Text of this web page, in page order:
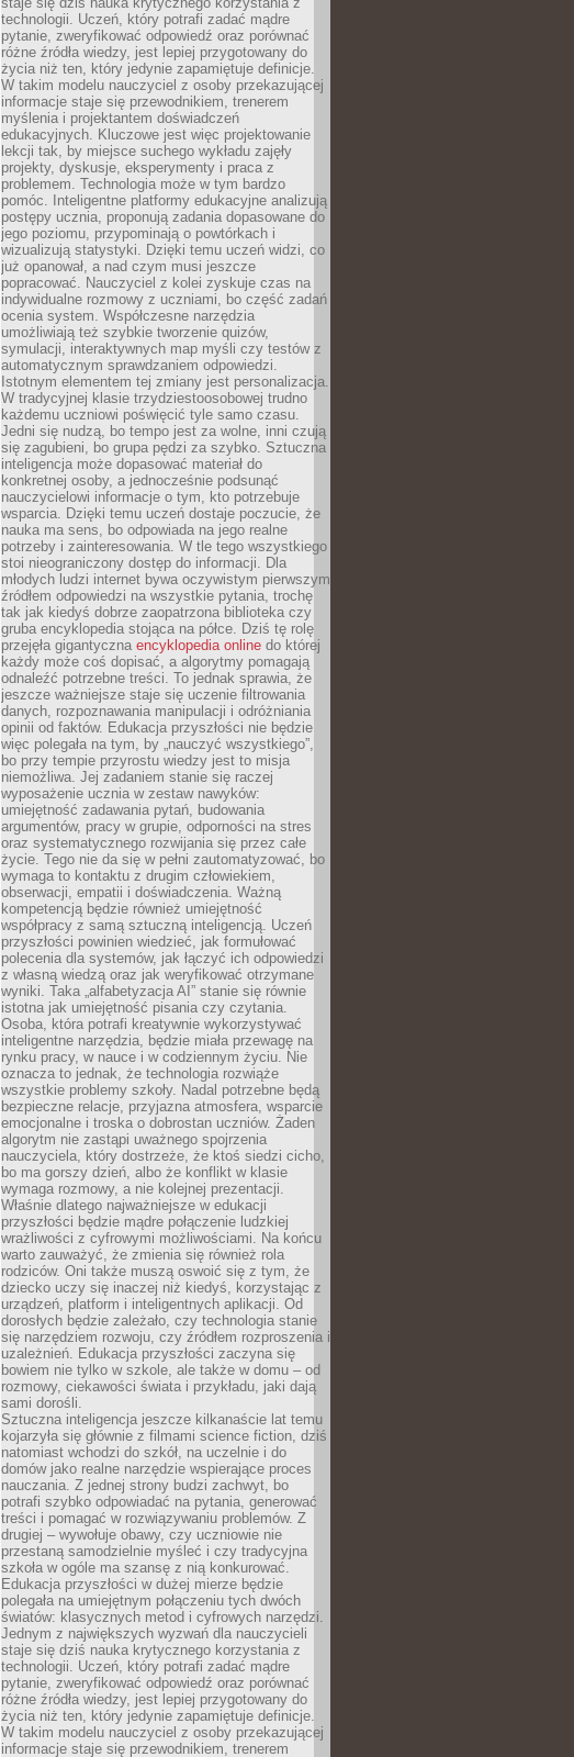
technologii. Uczeń, który potrafi zadać mądre
pytanie, zweryfikować odpowiedź oraz porównać
różne źródła wiedzy, jest lepiej przygotowany do
życia niż ten, który jedynie zapamiętuje definicje.
W takim modelu nauczyciel z osoby przekazującej
informacje staje się przewodnikiem, trenerem
myślenia i projektantem doświadczeń
edukacyjnych. Kluczowe jest więc projektowanie
lekcji tak, by miejsce suchego wykładu zajęły
projekty, dyskusje, eksperymenty i praca z
problemem. Technologia może w tym bardzo
pomóc. Inteligentne platformy edukacyjne analizują
postępy ucznia, proponują zadania dopasowane do
jego poziomu, przypominają o powtórkach i
wizualizują statystyki. Dzięki temu uczeń widzi, co
już opanował, a nad czym musi jeszcze
popracować. Nauczyciel z kolei zyskuje czas na
indywidualne rozmowy z uczniami, bo część zadań
ocenia system. Współczesne narzędzia
umożliwiają też szybkie tworzenie quizów,
symulacji, interaktywnych map myśli czy testów z
automatycznym sprawdzaniem odpowiedzi.
Istotnym elementem tej zmiany jest personalizacja.
W tradycyjnej klasie trzydziestoosobowej trudno
każdemu uczniowi poświęcić tyle samo czasu.
Jedni się nudzą, bo tempo jest za wolne, inni czują
się zagubieni, bo grupa pędzi za szybko. Sztuczna
inteligencja może dopasować materiał do
konkretnej osoby, a jednocześnie podsunąć
nauczycielowi informacje o tym, kto potrzebuje
wsparcia. Dzięki temu uczeń dostaje poczucie, że
nauka ma sens, bo odpowiada na jego realne
potrzeby i zainteresowania. W tle tego wszystkiego
stoi nieograniczony dostęp do informacji. Dla
młodych ludzi internet bywa oczywistym pierwszym
źródłem odpowiedzi na wszystkie pytania, trochę
tak jak kiedyś dobrze zaopatrzona biblioteka czy
gruba encyklopedia stojąca na półce. Dziś tę rolę
przejęła gigantyczna encyklopedia online do której
każdy może coś dopisać, a algorytmy pomagają
odnaleźć potrzebne treści. To jednak sprawia, że
jeszcze ważniejsze staje się uczenie filtrowania
danych, rozpoznawania manipulacji i odróżniania
opinii od faktów. Edukacja przyszłości nie będzie
więc polegała na tym, by „nauczyć wszystkiego”,
bo przy tempie przyrostu wiedzy jest to misja
niemożliwa. Jej zadaniem stanie się raczej
wyposażenie ucznia w zestaw nawyków:
umiejętność zadawania pytań, budowania
argumentów, pracy w grupie, odporności na stres
oraz systematycznego rozwijania się przez całe
życie. Tego nie da się w pełni zautomatyzować, bo
wymaga to kontaktu z drugim człowiekiem,
obserwacji, empatii i doświadczenia. Ważną
kompetencją będzie również umiejętność
współpracy z samą sztuczną inteligencją. Uczeń
przyszłości powinien wiedzieć, jak formułować
polecenia dla systemów, jak łączyć ich odpowiedzi
z własną wiedzą oraz jak weryfikować otrzymane
wyniki. Taka „alfabetyzacja AI” stanie się równie
istotna jak umiejętność pisania czy czytania.
Osoba, która potrafi kreatywnie wykorzystywać
inteligentne narzędzia, będzie miała przewagę na
rynku pracy, w nauce i w codziennym życiu. Nie
oznacza to jednak, że technologia rozwiąże
wszystkie problemy szkoły. Nadal potrzebne będą
bezpieczne relacje, przyjazna atmosfera, wsparcie
emocjonalne i troska o dobrostan uczniów. Żaden
algorytm nie zastąpi uważnego spojrzenia
nauczyciela, który dostrzeże, że ktoś siedzi cicho,
bo ma gorszy dzień, albo że konflikt w klasie
wymaga rozmowy, a nie kolejnej prezentacji.
Właśnie dlatego najważniejsze w edukacji
przyszłości będzie mądre połączenie ludzkiej
wrażliwości z cyfrowymi możliwościami. Na końcu
warto zauważyć, że zmienia się również rola
rodziców. Oni także muszą oswoić się z tym, że
dziecko uczy się inaczej niż kiedyś, korzystając z
urządzeń, platform i inteligentnych aplikacji. Od
dorosłych będzie zależało, czy technologia stanie
się narzędziem rozwoju, czy źródłem rozproszenia i
uzależnień. Edukacja przyszłości zaczyna się
bowiem nie tylko w szkole, ale także w domu – od
rozmowy, ciekawości świata i przykładu, jaki dają
sami dorośli.
Sztuczna inteligencja jeszcze kilkanaście lat temu
kojarzyła się głównie z filmami science fiction, dziś
natomiast wchodzi do szkół, na uczelnie i do
domów jako realne narzędzie wspierające proces
nauczania. Z jednej strony budzi zachwyt, bo
potrafi szybko odpowiadać na pytania, generować
treści i pomagać w rozwiązywaniu problemów. Z
drugiej – wywołuje obawy, czy uczniowie nie
przestaną samodzielnie myśleć i czy tradycyjna
szkoła w ogóle ma szansę z nią konkurować.
Edukacja przyszłości w dużej mierze będzie
polegała na umiejętnym połączeniu tych dwóch
światów: klasycznych metod i cyfrowych narzędzi.
Jednym z największych wyzwań dla nauczycieli
staje się dziś nauka krytycznego korzystania z
technologii. Uczeń, który potrafi zadać mądre
pytanie, zweryfikować odpowiedź oraz porównać
różne źródła wiedzy, jest lepiej przygotowany do
życia niż ten, który jedynie zapamiętuje definicje.
W takim modelu nauczyciel z osoby przekazującej
informacje staje się przewodnikiem, trenerem